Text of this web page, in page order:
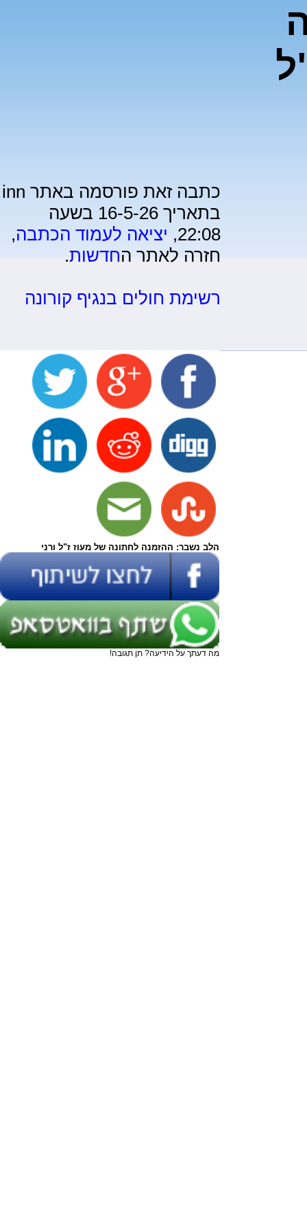
כתבה זאת פורסמה באתר inn
בתאריך 16-5-26 בשעה
22:08, יציאה לעמוד הכתבה,
חזרה לאתר החדשות.
רשימת חולים בנגיף קורונה
הלב נשבר: ההזמנה לחתונה של מעוז ז"ל ורני
מה דעתך על הידיעה? תן תגובה!